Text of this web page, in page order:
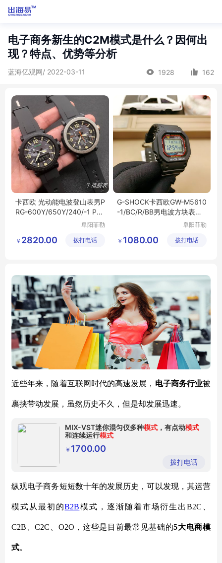
电子商务新生的C2M模式是什么？因何出
现？特点、优势等分析
蓝海亿观网/ 2022-03-11 1928 162
卡西欧 光动能电波登山表男P
RG-600Y/650Y/240/-1 PR
阜阳菲勒
公司
￥ 2820.00 拨打电话
G-SHOCK卡西欧GW-M5610
-1/BC/R/BB男电波方块表抬
阜阳菲勒
公司
￥ 1080.00 拨打电话
近些年来，随着互联网时代的高速发展， 电子商务行业被
裹挟带动发展，虽然历史不久，但是却发展迅速。
MIX-VST迷你混匀仪多种模式 ，有点动模式
和连续运行模式
￥ 1700.00
拨打电话
纵观电子商务短短数十年的发展历史，可以发现，其运营
模式从最初的B2B模式，逐渐随着市场衍生出B2C、
C2B、C2C、O2O，这些是目前最常见基础的5大电商模
式。